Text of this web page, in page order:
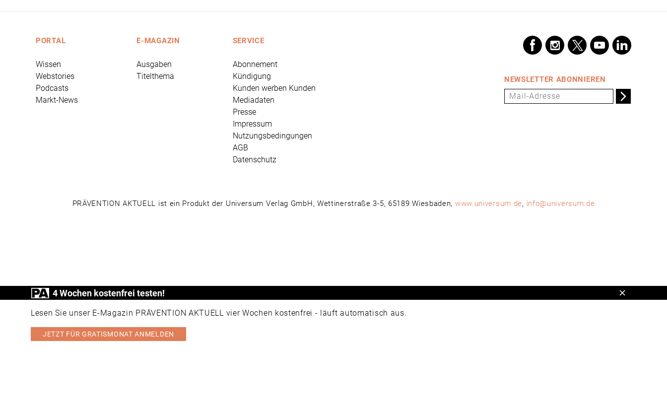
PORTAL
Wissen
Webstories
Podcasts
Markt-News
E-MAGAZIN
Ausgaben
Titelthema
SERVICE
Abonnement
Kündigung
Kunden werben Kunden
Mediadaten
Presse
Impressum
Nutzungsbedingungen
AGB
Datenschutz
NEWSLETTER ABONNIEREN
PRÄVENTION AKTUELL ist ein Produkt der Universum Verlag GmbH, Wettinerstraße 3-5, 65189 Wiesbaden, www.universum.de, info@universum.de
4 Wochen kostenfrei testen!
Lesen Sie unser E-Magazin PRÄVENTION AKTUELL vier Wochen kostenfrei - läuft automatisch aus.
JETZT FÜR GRATISMONAT ANMELDEN
Schließen